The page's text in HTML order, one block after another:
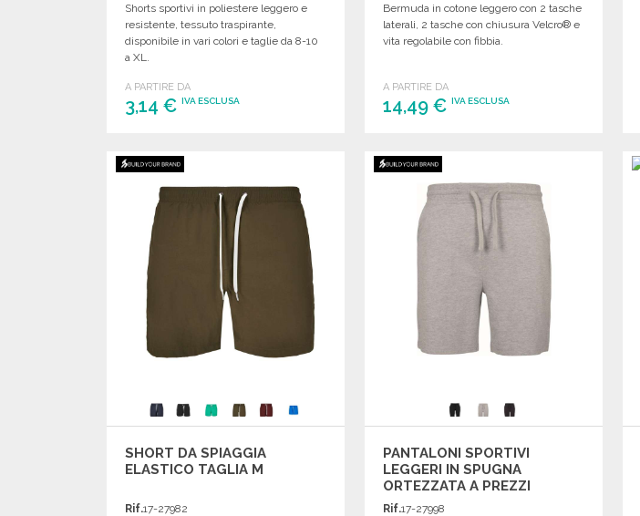
Shorts sportivi in poliestere leggero e
resistente, tessuto traspirante,
disponibile in vari colori e taglie da 8-10
a XL.
A PARTIRE DA
3,14 € IVA ESCLUSA
Richiedi un preventivo
Bermuda in cotone leggero con 2 tasche
laterali, 2 tasche con chiusura Velcro® e
vita regolabile con fibbia.
A PARTIRE DA
14,49 €IVA ESCLUSA
Richiedi un preventivo
SHORT DA SPIAGGIA
ELASTICO TAGLIA M
Rif.17-27982
PANTALONI SPORTIVI
LEGGERI IN SPUGNA
ORTEZZATA A PREZZI
ALL'INGROSSO
Rif.17-27998